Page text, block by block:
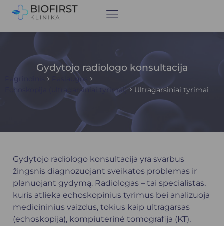
Gydytojo radiologo konsultacija
Pagrindinis
Paslaugos
Echoskopija (ultragarsiniai tyrimai)
Ultragarsiniai tyrimai
Gydytojo radiologo konsultacija yra svarbus
žingsnis diagnozuojant sveikatos problemas ir
planuojant gydymą. Radiologas – tai specialistas,
kuris atlieka echoskopinius tyrimus bei analizuoja
medicininius vaizdus, tokius kaip ultragarsas
(echoskopija), kompiuterinė tomografija (KT),